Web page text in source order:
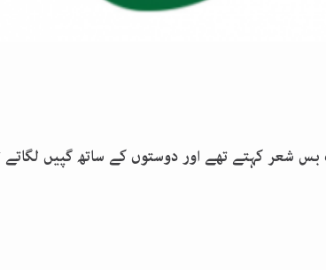
شعر کہتے تھے اور دوستوں کے ساتھ گپیں لگاتے